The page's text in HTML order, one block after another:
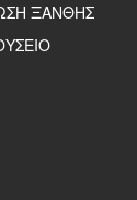
ΞΑΝΘΗΣ